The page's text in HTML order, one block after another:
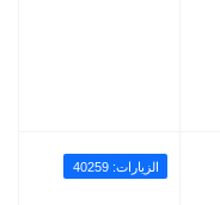
الزيارات: 40259